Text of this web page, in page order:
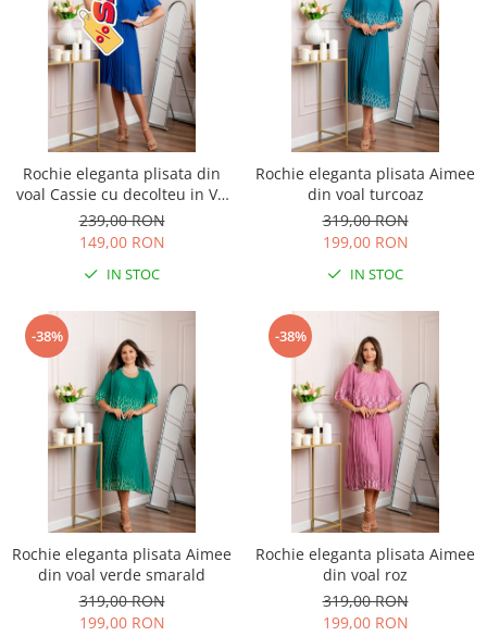
Rochie eleganta plisata din
voal Cassie cu decolteu in V -
Albastru regal
239,00 RON
149,00 RON
IN STOC
Rochie eleganta plisata Aimee
din voal turcoaz
319,00 RON
199,00 RON
IN STOC
-38%
Rochie eleganta plisata Aimee
din voal verde smarald
319,00 RON
199,00 RON
-38%
Rochie eleganta plisata Aimee
din voal roz
319,00 RON
199,00 RON